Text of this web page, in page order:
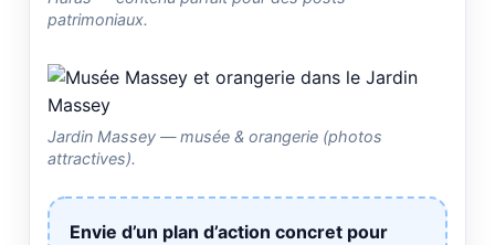
patrimoniaux.
Jardin Massey — musée & orangerie (photos
attractives).
Envie d’un plan d’action concret pour